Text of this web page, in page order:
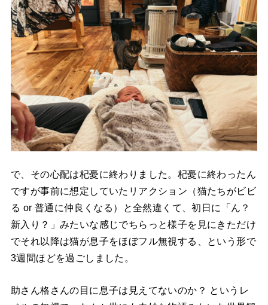
で、その心配は杞憂に終わりました。杞憂に終わったん
ですが事前に想定していたリアクション（猫たちがビビ
る or 普通に仲良くなる）と全然違くて、初日に「ん？
新入り？」みたいな感じでちらっと様子を見にきただけ
でそれ以降は猫が息子をほぼフル無視する、という形で
3週間ほどを過ごしました。
助さん格さんの目に息子は見えてないのか？ というレ